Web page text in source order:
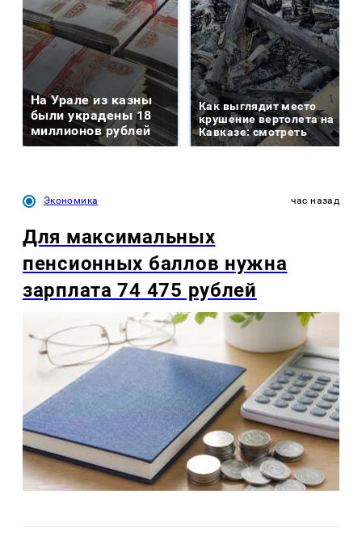
На Урале из казны
были украдены 18
миллионов рублей
Как выглядит место
крушение вертолета на
Кавказе: смотреть
Экономика час назад
Для максимальных
пенсионных баллов нужна
зарплата 74 475 рублей